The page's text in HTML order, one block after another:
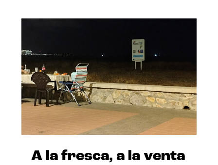
A la fresca, a la venta